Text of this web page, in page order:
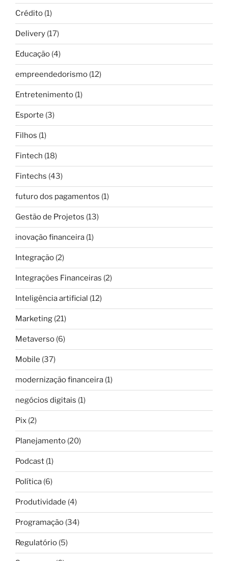
Crédito (1)
Delivery (17)
Educação (4)
empreendedorismo (12)
Entretenimento (1)
Esporte (3)
Filhos (1)
Fintech (18)
Fintechs (43)
futuro dos pagamentos (1)
Gestão de Projetos (13)
inovação financeira (1)
Integração (2)
Integrações Financeiras (2)
Inteligência artificial (12)
Marketing (21)
Metaverso (6)
Mobile (37)
modernização financeira (1)
negócios digitais (1)
Pix (2)
Planejamento (20)
Podcast (1)
Política (6)
Produtividade (4)
Programação (34)
Regulatório (5)